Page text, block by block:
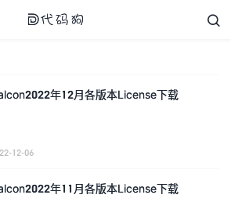
 
年12月各版本License下载
12-06
年11月各版本License下载